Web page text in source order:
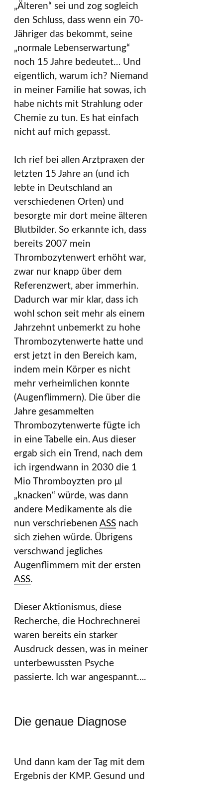
„Älteren“ sei und zog sogleich
den Schluss, dass wenn ein 70-
Jähriger das bekommt, seine
„normale Lebenserwartung“
noch 15 Jahre bedeutet… Und
eigentlich, warum ich? Niemand
in meiner Familie hat sowas, ich
habe nichts mit Strahlung oder
Chemie zu tun. Es hat einfach
nicht auf mich gepasst.
Ich rief bei allen Arztpraxen der
letzten 15 Jahre an (und ich
lebte in Deutschland an
verschiedenen Orten) und
besorgte mir dort meine älteren
Blutbilder. So erkannte ich, dass
bereits 2007 mein
Thrombozytenwert erhöht war,
zwar nur knapp über dem
Referenzwert, aber immerhin.
Dadurch war mir klar, dass ich
wohl schon seit mehr als einem
Jahrzehnt unbemerkt zu hohe
Thrombozytenwerte hatte und
erst jetzt in den Bereich kam,
indem mein Körper es nicht
mehr verheimlichen konnte
(Augenflimmern). Die über die
Jahre gesammelten
Thrombozytenwerte fügte ich
in eine Tabelle ein. Aus dieser
ergab sich ein Trend, nach dem
ich irgendwann in 2030 die 1
Mio Thromboyzten pro μl
„knacken“ würde, was dann
andere Medikamente als die
nun verschriebenen ASS nach
sich ziehen würde. Übrigens
verschwand jegliches
Augenflimmern mit der ersten
ASS.
Dieser Aktionismus, diese
Recherche, die Hochrechnerei
waren bereits ein starker
Ausdruck dessen, was in meiner
unterbewussten Psyche
passierte. Ich war angespannt….
Die genaue Diagnose
Und dann kam der Tag mit dem
Ergebnis der KMP. Gesund und